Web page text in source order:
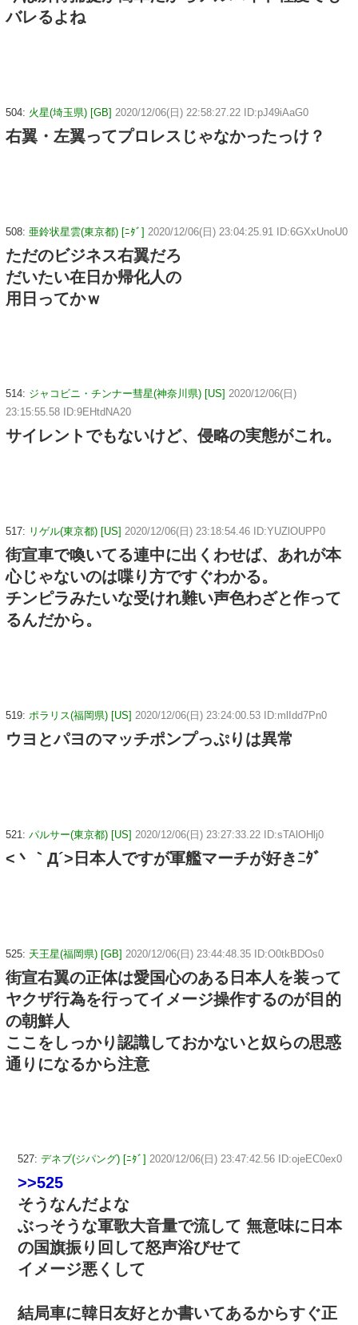
バレるよね
504: 火星(埼玉県) [GB] 2020/12/06(日) 22:58:27.22 ID:pJ49iAaG0
右翼・左翼ってプロレスじゃなかったっけ？
508: 亜鈴状星雲(東京都) [ﾆﾀﾞ] 2020/12/06(日) 23:04:25.91 ID:6GXxUnoU0
ただのビジネス右翼だろ
だいたい在日か帰化人の
用日ってかｗ
514: ジャコビニ・チンナー彗星(神奈川県) [US] 2020/12/06(日)
23:15:55.58 ID:9EHtdNA20
サイレントでもないけど、侵略の実態がこれ。
517: リゲル(東京都) [US] 2020/12/06(日) 23:18:54.46 ID:YUZlOUPP0
街宣車で喚いてる連中に出くわせば、あれが本
心じゃないのは喋り方ですぐわかる。
チンピラみたいな受けれ難い声色わざと作って
るんだから。
519: ポラリス(福岡県) [US] 2020/12/06(日) 23:24:00.53 ID:mlIdd7Pn0
ウヨとパヨのマッチポンプっぷりは異常
521: パルサー(東京都) [US] 2020/12/06(日) 23:27:33.22 ID:sTAlOHlj0
<丶｀Д´>日本人ですが軍艦マーチが好きﾆﾀﾞ
525: 天王星(福岡県) [GB] 2020/12/06(日) 23:44:48.35 ID:O0tkBDOs0
街宣右翼の正体は愛国心のある日本人を装って
ヤクザ行為を行ってイメージ操作するのが目的
の朝鮮人
ここをしっかり認識しておかないと奴らの思惑
通りになるから注意
527: デネブ(ジパング) [ﾆﾀﾞ] 2020/12/06(日) 23:47:42.56 ID:ojeEC0ex0
>>525
そうなんだよな
ぶっそうな軍歌大音量で流して 無意味に日本
の国旗振り回して怒声浴びせて
イメージ悪くして
結局車に韓日友好とか書いてあるからすぐ正